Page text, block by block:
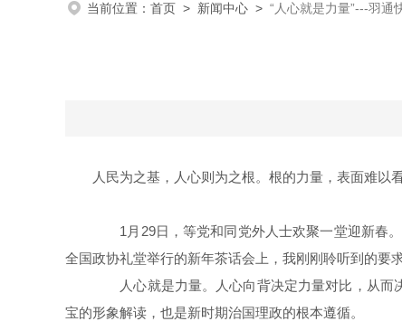
当前位置： 首页 > 新闻中心 > “人心就是力量”---羽通
人民为之基，人心则为之根。根的力量，表面难以
1月29日，等党和同党外人士欢聚一堂迎新春。
全国政协礼堂举行的新年茶话会上，我刚刚聆听到的要
人心就是力量。人心向背决定力量对比，从而决
宝的形象解读，也是新时期治国理政的根本遵循。